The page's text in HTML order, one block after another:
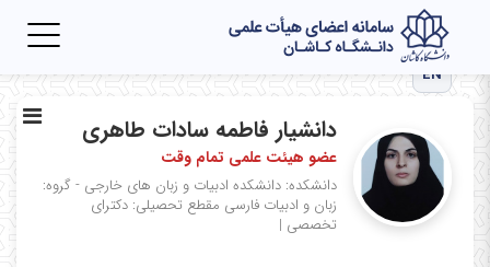
EN
دانشیار فاطمه سادات طاهری
عضو هیئت علمی تمام وقت
دانشکده: دانشکده ادبیات و زبان های خارجی - گروه:
زبان و ادبیات فارسی مقطع تحصیلی: دکترای
تخصصی |